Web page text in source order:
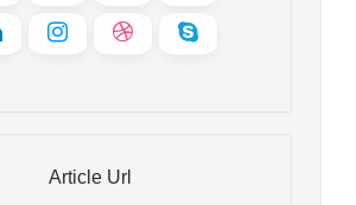
Article Url